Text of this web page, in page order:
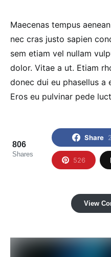
Maecenas tempus
nec cras justo sapien
sem etiam vel nullam
dolor. Vitae a ut. Etiam
donec dui eu phasellus a
Eros eu pulvinar pede
806
Shares
Share
526
View